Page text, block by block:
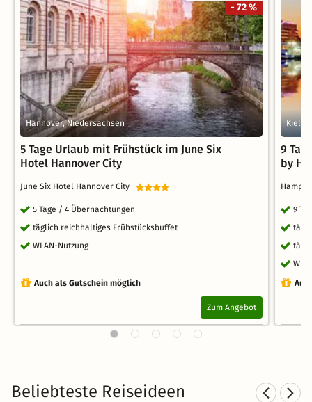
- 72 %
Hannover, Niedersachsen
5 Tage Urlaub mit Frühstück im June Six
Hotel Hannover City
June Six Hotel Hannover City
5 Tage / 4 Übernachtungen
täglich reichhaltiges Frühstücksbuffet
WLAN-Nutzung
Auch als Gutschein möglich
Zum Angebot
Kiel,
9
by
9
Beliebteste Reiseideen